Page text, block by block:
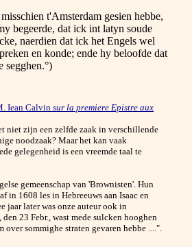
t'Amsterdam gesien hebbe,
begeerde, dat ick int latyn soude
naerdien dat ick het Engels wel
en konde; ende hy beloofde dat
segghen.°)
Iean Calvin sur la premiere Epistre aux
niet zijn een zelfde zaak in verschillende
noodzaak? Maar het kan vaak
gelegenheid is een vreemde taal te
gemeenschap van 'Brownisten'. Hun
in 1608 les in Hebreeuws aan Isaac en
jaar later was onze auteur ook in
23 Febr., wast mede sulcken hooghen
sommighe straten gevaren hebbe ....".